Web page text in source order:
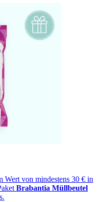
Wert von mindestens 30 € in
Brabantia Müllbeutel